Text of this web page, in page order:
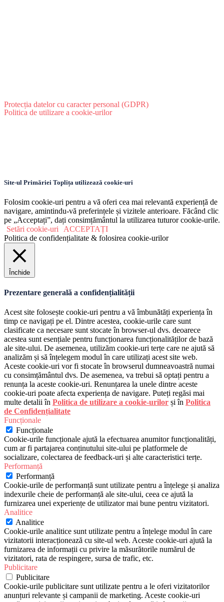
Protecția datelor cu caracter personal (GDPR)
Politica de utilizare a cookie-urilor
Site-ul Primăriei Toplița utilizează cookie-uri
Folosim cookie-uri pentru a vă oferi cea mai relevantă experiență de
navigare, amintindu-vă preferințele și vizitele anterioare. Făcând clic
pe „Acceptați”, dați consimțământul la utilizarea tuturor cookie-urile.
Setări cookie-uri
ACCEPTAȚI
Politica de confidențialitate & folosirea cookie-urilor
Închide
Prezentare generală a confidențialității
Acest site folosește cookie-uri pentru a vă îmbunătăți experiența în
timp ce navigați pe el. Dintre acestea, cookie-urile care sunt
clasificate ca necesare sunt stocate în browser-ul dvs. deoarece
acestea sunt esențiale pentru funcționarea funcționalităților de bază
ale site-ului. De asemenea, utilizăm cookie-uri terțe care ne ajută să
analizăm și să înțelegem modul în care utilizați acest site web.
Aceste cookie-uri vor fi stocate în browserul dumneavoastră numai
cu consimțământul dvs. De asemenea, va trebui să optați pentru a
renunța la aceste cookie-uri. Renunțarea la unele dintre aceste
cookie-uri poate afecta experiența de navigare. Puteți regăsi mai
multe detalii în Politica de utilizare a cookie-urilor și în Politica
de Confidențialitate
Funcționale
Funcționale
Cookie-urile funcționale ajută la efectuarea anumitor funcționalități,
cum ar fi partajarea conținutului site-ului pe platformele de
socializare, colectarea de feedback-uri și alte caracteristici terțe.
Performanță
Performanță
Cookie-urile de performanță sunt utilizate pentru a înțelege și analiza
indexurile cheie de performanță ale site-ului, ceea ce ajută la
furnizarea unei experiențe de utilizator mai bune pentru vizitatori.
Analitice
Analitice
Cookie-urile analitice sunt utilizate pentru a înțelege modul în care
vizitatorii interacționează cu site-ul web. Aceste cookie-uri ajută la
furnizarea de informații cu privire la măsurătorile numărul de
vizitatori, rata de respingere, sursa de trafic, etc.
Publicitare
Publicitare
Cookie-urile publicitare sunt utilizate pentru a le oferi vizitatorilor
anunțuri relevante și campanii de marketing. Aceste cookie-uri